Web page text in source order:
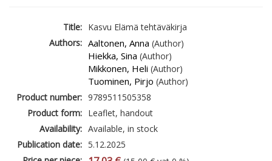
Title: Kasvu Elämä tehtäväkirja
Authors: Aaltonen, Anna (Author)
Hiekka, Sina (Author)
Mikkonen, Heli (Author)
Tuominen, Pirjo (Author)
Product number: 9789511505358
Product form: Leaflet, handout
Availability: Available, in stock
Publication date: 5.12.2025